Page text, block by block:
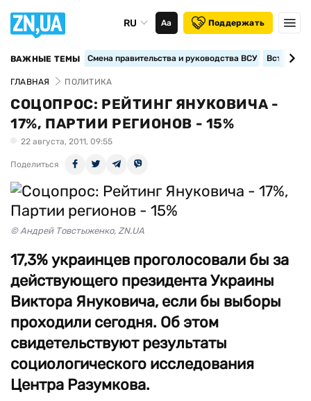
RU Аа Поддержать
ВАЖНЫЕ ТЕМЫ Смена правительства и руководства ВСУ
ГЛАВНАЯ ПОЛИТИКА
СОЦОПРОС: РЕЙТИНГ ЯНУКОВИЧА -
17%, ПАРТИИ РЕГИОНОВ - 15%
22 августа, 2011, 09:55
Поделиться
© Андрей Товстыженко, ZN.UA
17,3% украинцев проголосовали бы за
действующего президента Украины
Виктора Януковича, если бы выборы
проходили сегодня. Об этом
свидетельствуют результаты
социологического исследования
Центра Разумкова.